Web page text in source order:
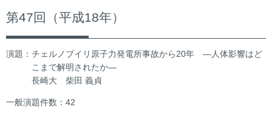
第47回（平成18年）
演題：チェルノブイリ原子力発電所事故から20年 ―人体影響はど
こまで解明されたか―
長崎大 柴田 義貞
一般演題件数：42